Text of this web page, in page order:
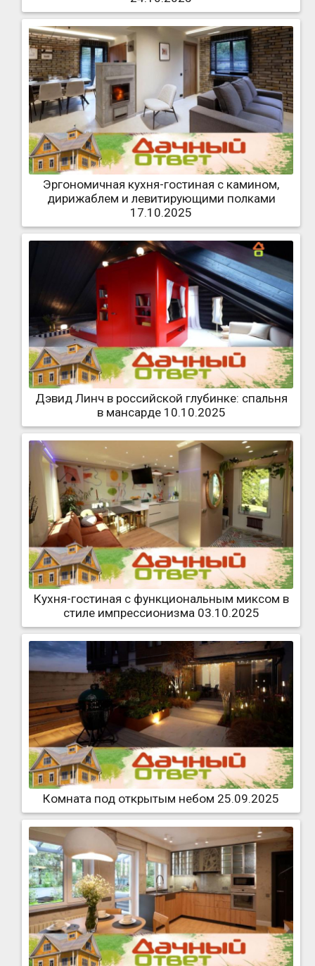
Эргономичная кухня-гостиная с камином,
дирижаблем и левитирующими полками
17.10.2025
Дэвид Линч в российской глубинке: спальня
в мансарде 10.10.2025
Кухня-гостиная с функциональным миксом в
стиле импрессионизма 03.10.2025
Комната под открытым небом 25.09.2025